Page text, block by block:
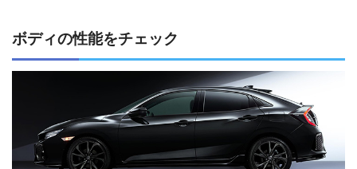
ボディの性能をチェック